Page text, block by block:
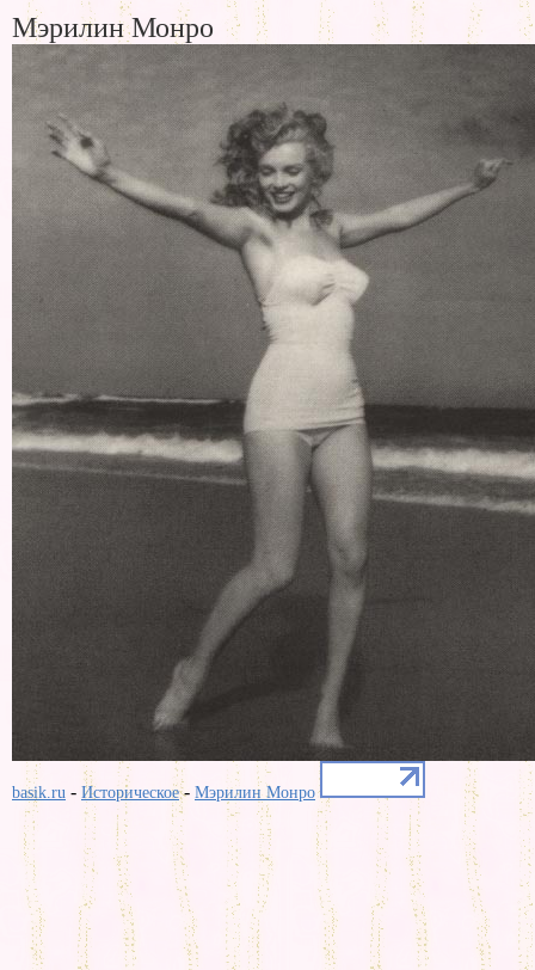
Мэрилин Монро
basik.ru - Историческое- Мэрилин Монро